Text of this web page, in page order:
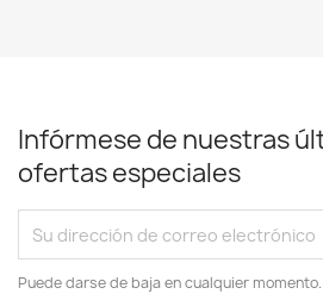
Infórmese de nuestras
ofertas especiales
Puede darse de baja en cualquier